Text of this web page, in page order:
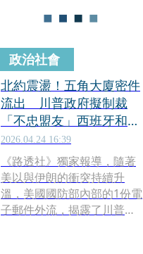
政治社會
北約震盪！五角大廈密件
流出 川普政府擬制裁
「不忠盟友」西班牙和英
國
2026.04.24 16:39
《路透社》獨家報導，隨著
美以與伊朗的衝突持續升
溫，美國國防部內部的1份電
子郵件外流，揭露了川普政